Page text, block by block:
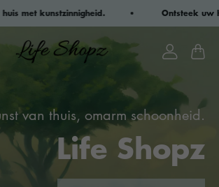
met kunstzinnigheid. Ontsteek uw
van thuis, omarm schoonheid.
Life Shopz